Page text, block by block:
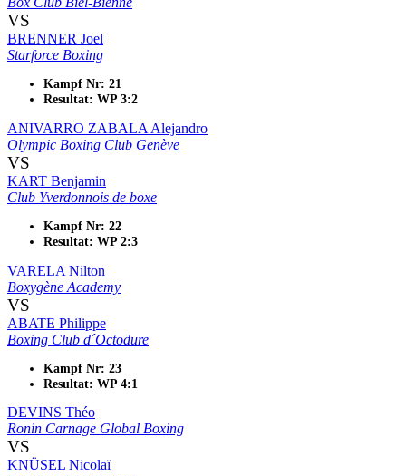
VS
BRENNER Joel
Starforce Boxing
Kampf Nr: 21
Resultat: WP 3:2
ANIVARRO ZABALA Alejandro
Olympic Boxing Club Genève
VS
KART Benjamin
Club Yverdonnois de boxe
Kampf Nr: 22
Resultat: WP 2:3
VARELA Nilton
Boxygène Academy
VS
ABATE Philippe
Boxing Club d´Octodure
Kampf Nr: 23
Resultat: WP 4:1
DEVINS Théo
Ronin Carnage Global Boxing
VS
KNÜSEL Nicolaï